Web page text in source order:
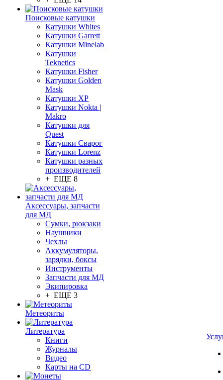
Поисковые катушки
Катушки Whites
Катушки Garrett
Катушки Minelab
Катушки
Teknetics
Катушки Fisher
Катушки Golden
Mask
Катушки XP
Катушки Nokta |
Makro
Катушки для
Quest
Катушки Сварог
Катушки Lorenz
Катушки разных
производителей
+ ЕЩЕ 8
Аксессуары, запчасти
для МД
Сумки, рюкзаки
Наушники
Чехлы
Аккумуляторы,
зарядки, боксы
Инструменты
Запчасти для МД
Экипировка
+ ЕЩЕ 3
Метеориты
Литература
Книги
Журналы
Видео
Карты на CD